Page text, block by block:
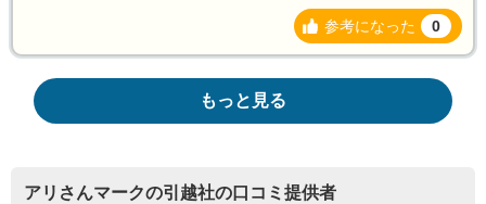
参考になった 0
もっと見る
アリさんマークの引越社の口コミ提供者